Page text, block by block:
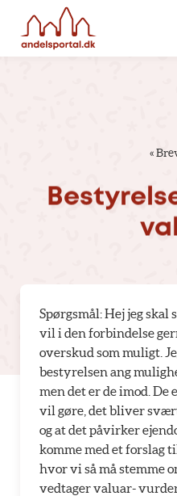
«
Spørgsmål: Hej jeg skal
vil i den forbindelse
overskud som muligt.
bestyrelsen ang
men det er de imod. De
vil gøre, det bliver
og at det påvirker
komme med et forslag
hvor vi så må stemme
vedtager valuar-